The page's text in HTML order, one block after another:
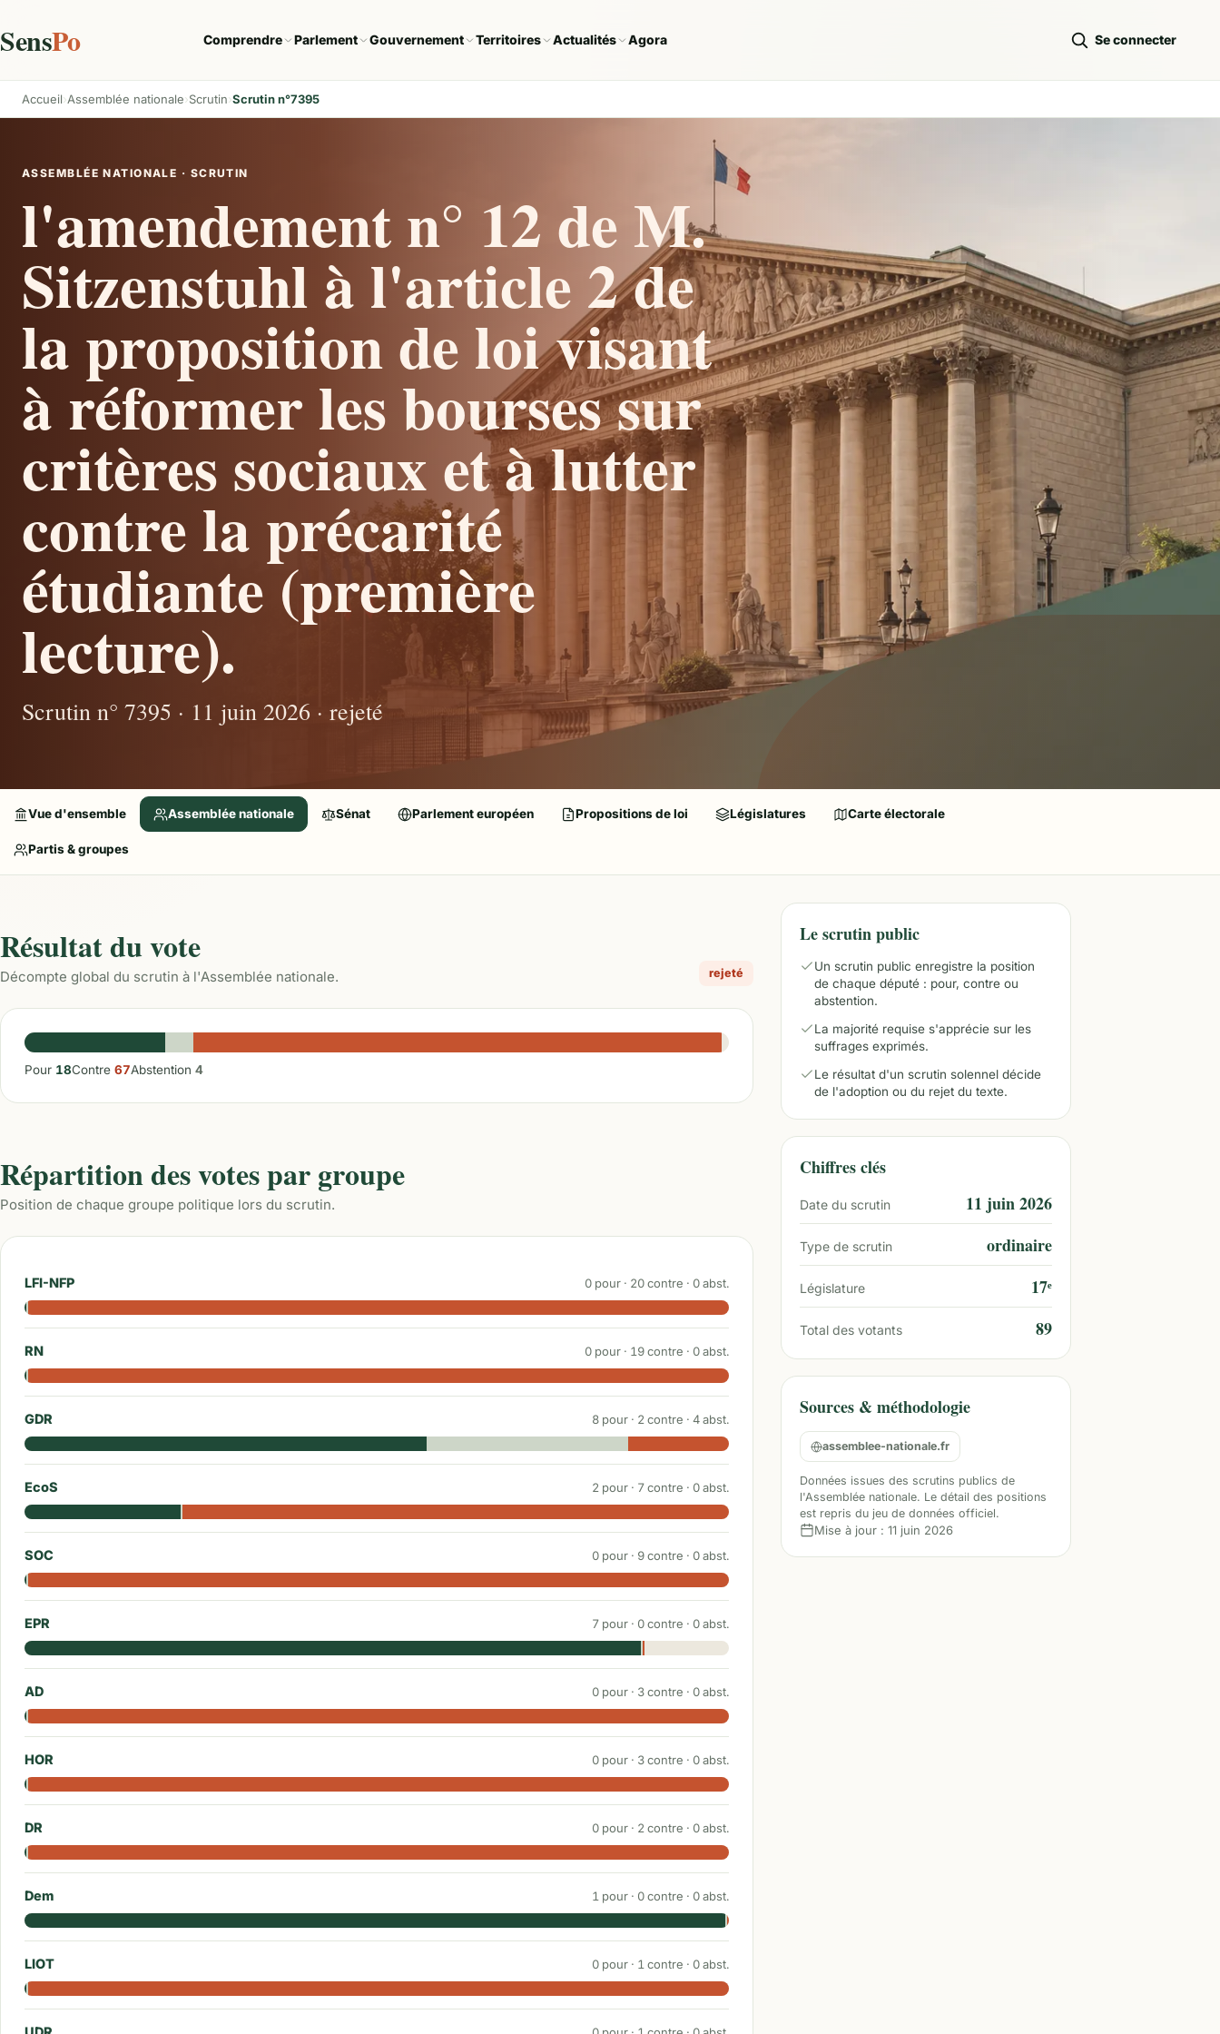
SensPo Comprendre Parlement Gouvernement Territoires Actualités Agora Se connecter
Accueil Assemblée nationale Scrutin Scrutin n°7395
ASSEMBLÉE NATIONALE · SCRUTIN
l'amendement n° 12 de M.
Sitzenstuhl à l'article 2 de
la proposition de loi visant
à réformer les bourses sur
critères sociaux et à lutter
contre la précarité
étudiante (première
lecture).
Scrutin n° 7395 · 11 juin 2026 · rejeté
Vue d'ensemble Assemblée nationale Sénat Parlement européen Propositions de loi Législatures Carte électorale
Partis & groupes
Résultat du vote
Décompte global du scrutin à l'Assemblée nationale. rejeté
Pour 18Contre 67Abstention 4
Répartition des votes par groupe
Position de chaque groupe politique lors du scrutin.
LFI-NFP 0 pour · 20contre · 0abst.
RN 0 pour · 19contre · 0abst.
GDR 8 pour · 2 contre · 4abst.
EcoS 2 pour · 7contre · 0abst.
SOC 0 pour · 9contre · 0abst.
EPR 7 pour · 0contre · 0abst.
AD 0 pour · 3contre · 0abst.
HOR 0 pour · 3contre · 0abst.
DR 0 pour · 2 contre · 0abst.
Dem 1 pour · 0contre · 0abst.
LIOT 0 pour · 1 contre · 0abst.
Le scrutin public
Un scrutin public enregistre la position
de chaque député : pour, contre ou
abstention.
La majorité requise s'apprécie sur les
suffrages exprimés.
Le résultat d'un scrutin solennel décide
de l'adoption ou du rejet du texte.
Chiffres clés
Date du scrutin 11 juin 2026
Type de scrutin ordinaire
Législature 17ᵉ
Total des votants 89
Sources & méthodologie
assemblee-nationale.fr
Données issues des scrutins publics de
l'Assemblée nationale. Le détail des positions
est repris du jeu de données officiel.
Mise à jour : 11 juin 2026